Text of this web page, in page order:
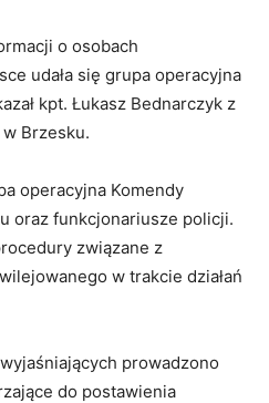
o osobach
udała się grupa operacyjna
kpt. Łukasz Bednarczyk z
Brzesku.
operacyjna Komendy
oraz funkcjonariusze policji.
związane z
w trakcie działań
prowadzono
do postawienia